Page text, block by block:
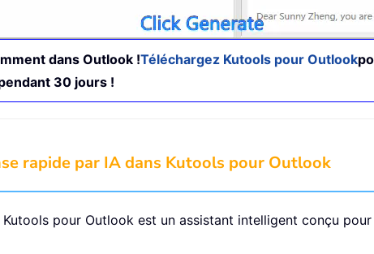
dans Outlook !Téléchargez Kutools pour Outlook
30 jours !
rapide par IA dans Kutools pour Outlook
Kutools pour Outlook est un assistant intelligent conçu